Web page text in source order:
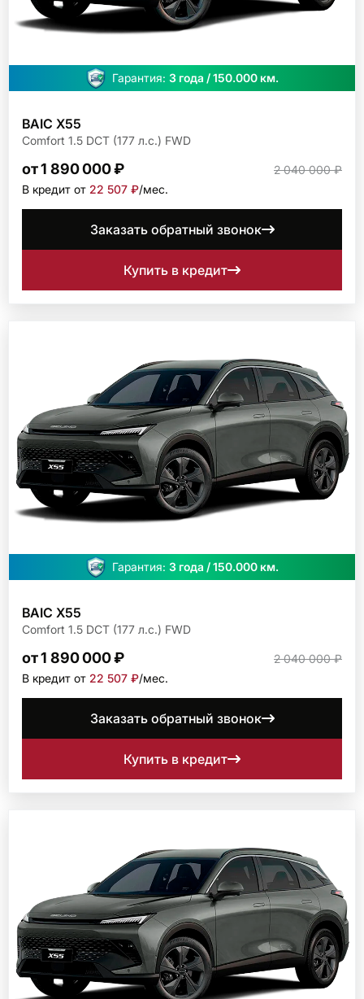
Гарантия: 3 года / 150.000 км.
BAIC X55
Comfort 1.5 DCT (177 л.с.) FWD
от 1 890 000 ₽
2 040 000 ₽
В кредит от 22 507 ₽/мec.
Заказать обратный звонок
Купить в кредит
Гарантия: 3 года / 150.000 км.
BAIC X55
Comfort 1.5 DCT (177 л.с.) FWD
от 1 890 000 ₽
2 040 000 ₽
В кредит от 22 507 ₽/мec.
Заказать обратный звонок
Купить в кредит